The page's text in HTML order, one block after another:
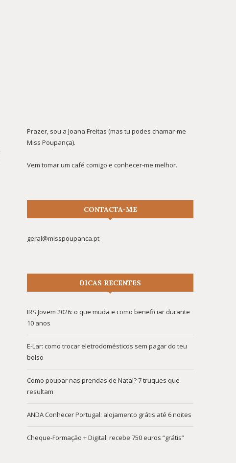
Prazer, sou a Joana Freitas (mas tu podes chamar-me
Miss Poupança).
Vem tomar um café comigo e conhecer-me melhor.
CONTACTA-ME
geral@misspoupanca.pt
DICAS RECENTES
IRS Jovem 2026: o que muda e como beneficiar durante
10 anos
E-Lar: como trocar eletrodomésticos sem pagar do teu
bolso
Como poupar nas prendas de Natal? 7 truques que
resultam
ANDA Conhecer Portugal: alojamento grátis até 6 noites
Cheque-Formação + Digital: recebe 750 euros “grátis”